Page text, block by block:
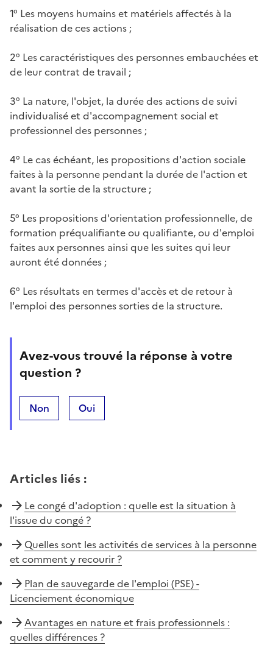
1° Les moyens humains et matériels affectés à la
réalisation de ces actions ;
2° Les caractéristiques des personnes embauchées et
de leur contrat de travail ;
3° La nature, l'objet, la durée des actions de suivi
individualisé et d'accompagnement social et
professionnel des personnes ;
4° Le cas échéant, les propositions d'action sociale
faites à la personne pendant la durée de l'action et
avant la sortie de la structure ;
5° Les propositions d'orientation professionnelle, de
formation préqualifiante ou qualifiante, ou d'emploi
faites aux personnes ainsi que les suites qui leur
auront été données ;
6° Les résultats en termes d'accès et de retour à
l'emploi des personnes sorties de la structure.
Avez-vous trouvé la réponse à votre
question ?
Non Oui
Articles liés :
Le congé d'adoption : quelle est la situation à
l'issue du congé ?
Quelles sont les activités de services à la personne
et comment y recourir ?
Plan de sauvegarde de l'emploi (PSE) -
Licenciement économique
Avantages en nature et frais professionnels :
quelles différences ?